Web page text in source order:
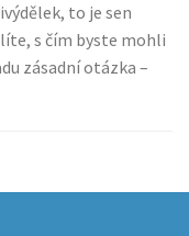
to je sen
s čím byste mohli
zásadní otázka –